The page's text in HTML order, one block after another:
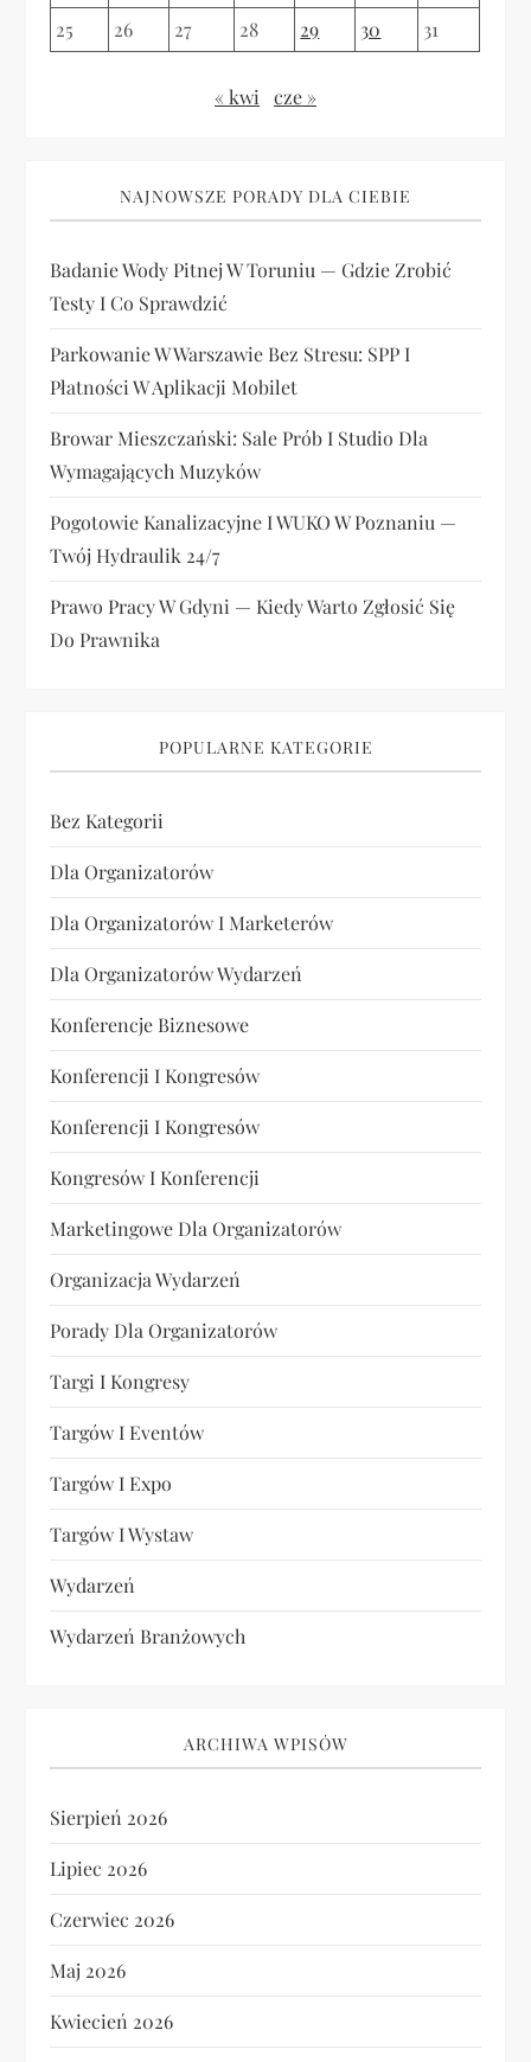
25
26 27 28 29 30 31
« kwi cze »
NAJNOWSZE PORADY DLA CIEBIE
Badanie Wody Pitnej W Toruniu — Gdzie Zrobić
Testy I Co Sprawdzić
Parkowanie W Warszawie Bez Stresu: SPP I
Płatności W Aplikacji Mobilet
Browar Mieszczański: Sale Prób I Studio Dla
Wymagających Muzyków
Pogotowie Kanalizacyjne I WUKO W Poznaniu —
Twój Hydraulik 24/7
Prawo Pracy W Gdyni — Kiedy Warto Zgłosić Się
Do Prawnika
POPULARNE KATEGORIE
Bez Kategorii
Dla Organizatorów
Dla Organizatorów I Marketerów
Dla Organizatorów Wydarzeń
Konferencje Biznesowe
Konferencji I Kongresów
Konferencji I Kongresów
Kongresów I Konferencji
Marketingowe Dla Organizatorów
Organizacja Wydarzeń
Porady Dla Organizatorów
Targi I Kongresy
Targów I Eventów
Targów I Expo
Targów I Wystaw
Wydarzeń
Wydarzeń Branżowych
ARCHIWA WPISÓW
Sierpień 2026
Lipiec 2026
Czerwiec 2026
Maj 2026
Kwiecień 2026